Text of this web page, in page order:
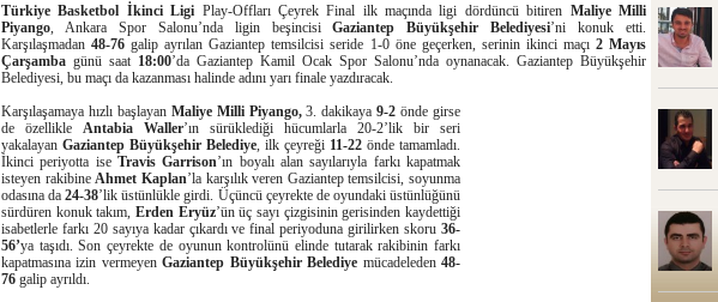
Türkiye Basketbol İkinci Ligi Play-Offları Çeyrek Final ilk maçında ligi dördüncü bitiren Maliye Milli
Piyango , Ankara Spor Salonu’nda ligin beşincisiGaziantep Büyükşehir Belediyesi’ni konuk etti.
Karşılaşmadan48-76 galip ayrılan Gaziantep temsilcisi seride 1-0 öne geçerken, serinin ikinci maçı 2 Mayıs
Çarşamba günü saat 18:00’da Gaziantep Kamil Ocak Spor Salonu’nda oynanacak. Gaziantep Büyükşehir
Belediyesi, bu maçı da kazanması halinde adını yarı finale yazdıracak.
Karşılaşamaya hızlı başlayan Maliye Milli Piyango,3. dakikaya9-2 önde girse
de özellikle Antabia Waller’ın sürüklediği hücumlarla 20-2’lik bir seri
yakalayan Gaziantep Büyükşehir Belediye , ilk çeyreği 11-22 önde tamamladı.
İkinci periyotta ise Travis Garrison’ın boyalı alan sayılarıyla farkı kapatmak
isteyen rakibine Ahmet Kaplan’la karşılık veren Gaziantep temsilcisi, soyunma
odasına da24-38’lik üstünlükle girdi. Üçüncü çeyrekte de oyundaki üstünlüğünü
sürdüren konuk takım, Erden Eryüz’ün üç sayı çizgisinin gerisinden kaydettiği
isabetlerle farkı 20 sayıya kadar çıkardı ve final periyoduna girilirken skoru 36-
56’ya taşıdı. Son çeyrekte de oyunun kontrolünü elinde tutarak rakibinin farkı
kapatmasına izin vermeyenGaziantep Büyükşehir Belediye mücadeleden48-
76 galip ayrıldı.